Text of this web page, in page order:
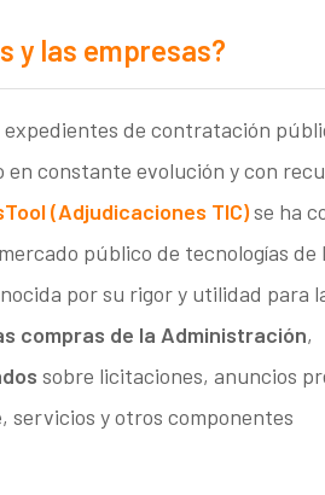
y las empresas?
de contratación
constante evolución y con
(Adjudicaciones TIC)se ha
público de tecnologías de
por su rigor y utilidad para
compras de la Administración,
sobre licitaciones, anuncios
servicios y otros componentes